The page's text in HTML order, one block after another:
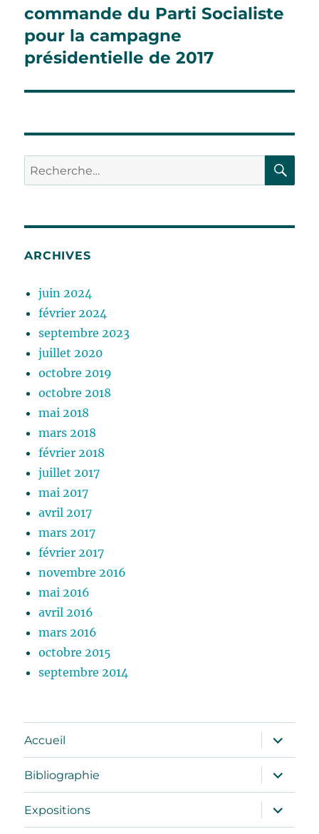
de
l’article
commande du Parti Socialiste
pour la campagne
présidentielle de 2017
Recherche
pour :
ARCHIVES
juin 2024
février 2024
septembre 2023
juillet 2020
octobre 2019
octobre 2018
mai 2018
mars 2018
février 2018
juillet 2017
mai 2017
avril 2017
mars 2017
février 2017
novembre 2016
mai 2016
avril 2016
mars 2016
octobre 2015
septembre 2014
Accueil
ouvrir
le
sous-
menu
Bibliographie
ouvrir
le
sous-
menu
Expositions
ouvrir
le
sous-